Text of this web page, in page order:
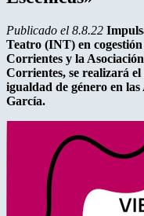
Publicado el 8.8.22
Teatro (INT) en
Corrientes y la
Corrientes, se realizará
igualdad de género en
García.